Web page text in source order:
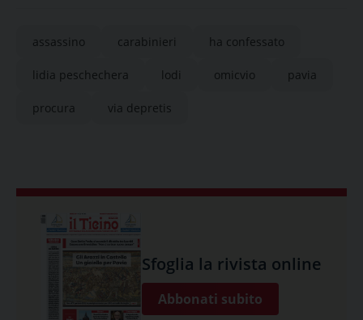
assassino carabinieri ha confessato
lidia peschechera lodi omicvio pavia
procura via depretis
Sfoglia la rivista online
Abbonati subito